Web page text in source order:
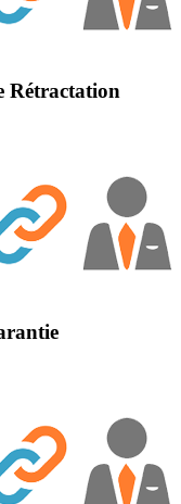
Rétractation